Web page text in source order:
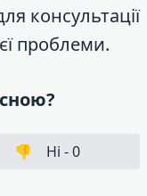
консультації
проблеми.
👎 Ні -0